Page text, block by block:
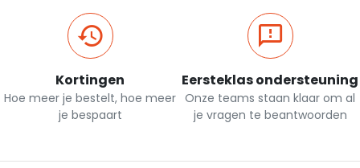
Kortingen
Hoe meer je bestelt, hoe meer
je bespaart
Eersteklas ondersteuning
Onze teams staan klaar om al
je vragen te beantwoorden